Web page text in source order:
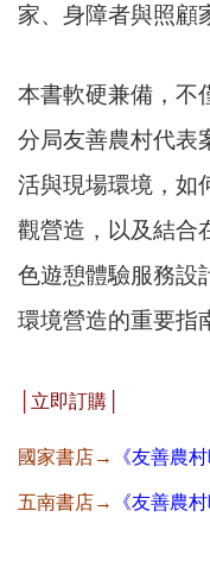
家、身障者與照顧
本書軟硬兼備，不
分局友善農村代表
活與現場環境，如
觀營造，以及結合
色遊憩體驗服務設
環境營造的重要指
│立即訂購│
國家書店→ 《友善農村
五南書店→ 《友善農村